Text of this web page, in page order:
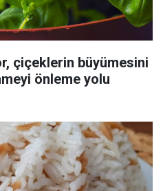
çiçeklerin büyümesini
önleme yolu